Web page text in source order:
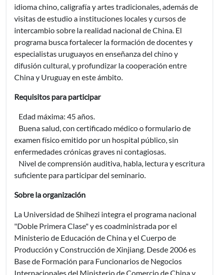
idioma chino, caligrafía y artes tradicionales, además de
visitas de estudio a instituciones locales y cursos de
intercambio sobre la realidad nacional de China. El
programa busca fortalecer la formación de docentes y
especialistas uruguayos en enseñanza del chino y
difusión cultural, y profundizar la cooperación entre
China y Uruguay en este ámbito.
Requisitos para participar
Edad máxima: 45 años.
Buena salud, con certificado médico o formulario de
examen físico emitido por un hospital público, sin
enfermedades crónicas graves ni contagiosas.
Nivel de comprensión auditiva, habla, lectura y escritura
suficiente para participar del seminario.
Sobre la organización
La Universidad de Shihezi integra el programa nacional
"Doble Primera Clase" y es coadministrada por el
Ministerio de Educación de China y el Cuerpo de
Producción y Construcción de Xinjiang. Desde 2006 es
Base de Formación para Funcionarios de Negocios
Internacionales del Ministerio de Comercio de China y